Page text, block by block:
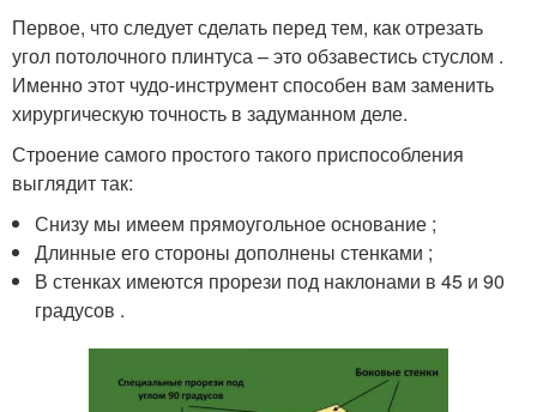
Первое, что следует сделать перед тем, как отрезать
угол потолочного плинтуса – это обзавестись стуслом .
Именно этот чудо-инструмент способен вам заменить
хирургическую точность в задуманном деле.
Строение самого простого такого приспособления
выглядит так:
Снизу мы имеем прямоугольное основание ;
Длинные его стороны дополнены стенками ;
В стенках имеются прорези под наклонами в 45 и 90
градусов .